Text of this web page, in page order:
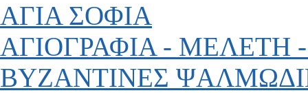
ΑΓΙΑ ΣΟΦΙΑ
ΑΓΙΟΓΡΑΦΙΑ - ΜΕΛΕΤΗ -
ΒΥΖΑΝΤΙΝΕΣ